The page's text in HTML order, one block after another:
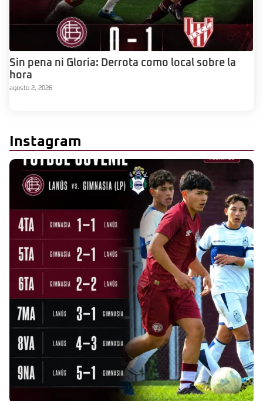
Sin pena ni Gloria: Derrota como local sobre la
hora
agosto 2, 2026
Instagram